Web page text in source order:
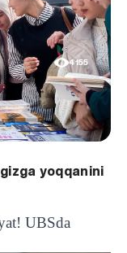
4155
yoqqanini
UBSda